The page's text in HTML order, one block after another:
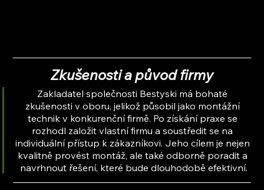
Zkušenosti a původ firmy
Zakladatel společnosti Bestyski má bohaté
zkušenosti v oboru, jelikož působil jako montážní
technik v konkurenční firmě. Po získání praxe se
rozhodl založit vlastní firmu a soustředit se na
individuální přístup k zákazníkovi. Jeho cílem je nejen
kvalitně provést montáž, ale také odborně poradit a
navrhnout řešení, které bude dlouhodobě efektivní.